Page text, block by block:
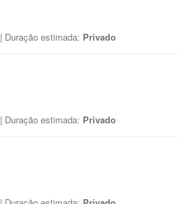
| Duração estimada: Privado
| Duração estimada: Privado